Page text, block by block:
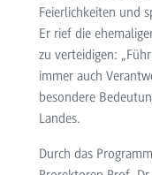
Feierlichkeiten und
Er rief die
zu verteidigen:
immer auch
besondere
Landes.
Durch das